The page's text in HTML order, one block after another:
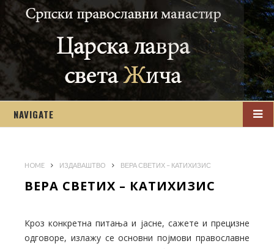
NAVIGATE
HOME ИЗДАВАШТВО ВЕРА СВЕТИХ – КАТИХИЗИС
ВЕРА СВЕТИХ – КАТИХИЗИС
Кроз конкретна питања и јасне, сажете и прецизне
одговоре, излажу се основни појмови православне